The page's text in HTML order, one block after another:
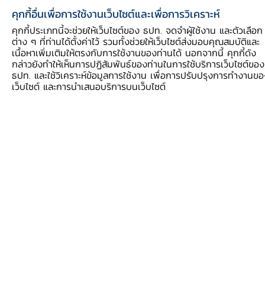
2. รีไฟแนนซ์ (refinance)คือ"การเปลี่ยนเจ้า
หนี้"หรือการ"ปิดหนี้"จากเจ้าหนี้รายเดิมมาเป็นเจ้า
หนี้รายใหม่หรือทำสัญญาใหม่กับเจ้าหนี้เดิมที่เงื่อนไข
ดีกว่า เช่น อัตราดอกเบี้ยถูกลง แล้วนำเงินที่ได้มาปิด
หนี้ก้อนเดิมที่มีอยู่ แต่ก่อนที่จะตัดสินใจรีไฟแนนซ์
ควรคำนึงถึงค่าธรรมเนียมต่าง ๆ ที่อาจเกิดขึ้น เช่น
คุกกี้อื่นเพื่อการใช้งานเว็บไซต์และเพื่อการวิเคราะห์
คุกกี้ประเภทนี้จะช่วยให้เว็บไซต์ของ ธปท. จดจำผู้ใช้งาน และตัวเลือก
ต่าง ๆ ที่ท่านได้ตั้งค่าไว้ รวมทั้งช่วยให้เว็บไซต์ส่งมอบคุณสมบัติและ
เนื้อหาเพิ่มเติมให้ตรงกับการใช้งานของท่านได้ นอกจากนี้ คุกกี้ดัง
กล่าวยังทำให้เห็นการปฏิสัมพันธ์ของท่านในการใช้บริการเว็บไซต์ของ
ธปท. และใช้วิเคราะห์ข้อมูลการใช้งาน เพื่อการปรับปรุงการทำงานข
เว็บไซต์ และการนำเสนอบริการบนเว็บไซต์